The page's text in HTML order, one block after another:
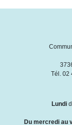
Tél. 02
Lundi
Du mercredi au